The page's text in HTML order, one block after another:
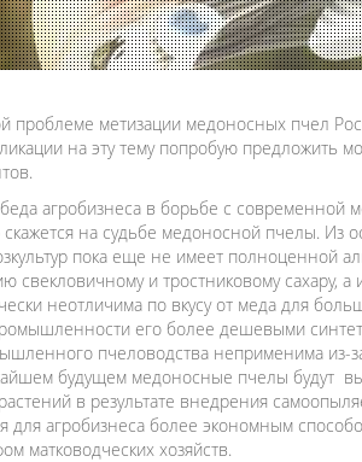
проблеме метизации медоносных пчел
на эту тему попробую предложить
агробизнеса в борьбе с современной
на судьбе медоносной пчелы. Из
пока еще не имеет полноценной
и тростниковому сахару, а
неотличима по вкусу от меда для
его более дешевыми
пчеловодства неприменима из-
будущем медоносные пчелы будут
в результате внедрения
агробизнеса более экономным
матководческих хозяйств.